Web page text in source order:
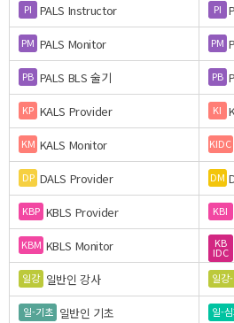
PI PALS Instructor PI
PM PALS Monitor PM
PB PALS BLS 술기 PB
KP KALS Provider KI
KM KALS Monitor KIDC
DP DALS Provider DM
KBP KBLS Provider KBI
KBM KBLS Monitor KB
IDC
일강 일반인 강사 일강
일-기초 일반인 기초 일-